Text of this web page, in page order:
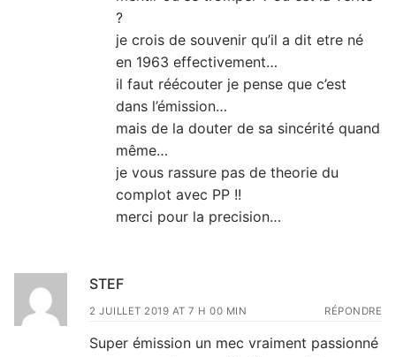
?
je crois de souvenir qu’il a dit etre né
en 1963 effectivement…
il faut réécouter je pense que c’est
dans l’émission…
mais de la douter de sa sincérité quand
même…
je vous rassure pas de theorie du
complot avec PP !!
merci pour la precision…
STEF
2 JUILLET 2019 AT 7 H 00 MIN RÉPONDRE
Super émission un mec vraiment passionné